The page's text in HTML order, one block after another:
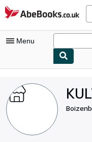
Skip to main content
AbeBooks.co.uk
Menu
My Purchases
Advanced Search